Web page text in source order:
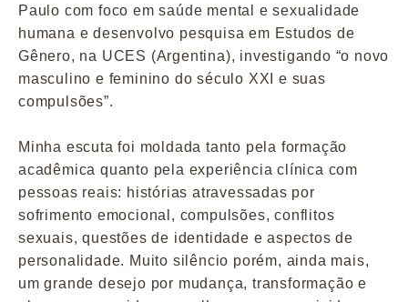
Paulo com foco em saúde mental e sexualidade
humana e desenvolvo pesquisa em Estudos de
Gênero, na UCES (Argentina), investigando “o novo
masculino e feminino do século XXI e suas
compulsões”.
Minha escuta foi moldada tanto pela formação
acadêmica quanto pela experiência clínica com
pessoas reais: histórias atravessadas por
sofrimento emocional, compulsões, conflitos
sexuais, questões de identidade e aspectos de
personalidade. Muito silêncio porém, ainda mais,
um grande desejo por mudança, transformação e